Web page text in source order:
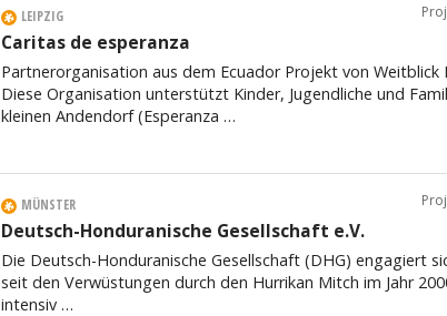
LEIPZIG
Caritas de esperanza
Partnerorganisation aus dem Ecuador Projekt von Weitblick
Diese Organisation unterstützt Kinder, Jugendliche und
kleinen Andendorf (Esperanza …
MÜNSTER
Deutsch-Honduranische Gesellschaft e.V.
Die Deutsch-Honduranische Gesellschaft (DHG) engagiert
seit den Verwüstungen durch den Hurrikan Mitch im Jahr
intensiv …